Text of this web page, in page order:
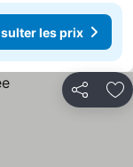
les prix
Partager